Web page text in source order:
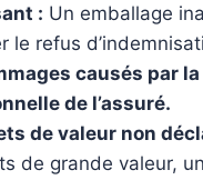
: Un emballage
le refus
causés par
de l’assuré.
de valeur non
de grande valeur,